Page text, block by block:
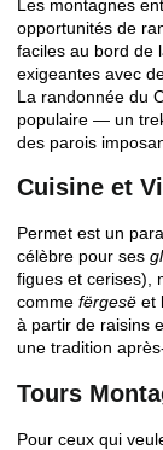
Les montagnes
opportunités de
faciles au bord de
exigeantes avec
La randonnée du
populaire — un
des parois
Cuisine et
Permet est un
célèbre pour ses
figues et cerises),
comme fërgesë et
à partir de raisins
une tradition
Tours
Pour ceux qui